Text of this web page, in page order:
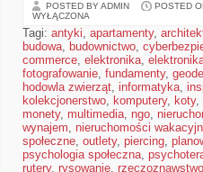
POSTED BY ADMIN POSTED
WYŁĄCZONA
Tagi: antyki, apartamenty,
budowa, budownictwo,
commerce, elektronika,
fotografowanie, fundamenty,
hodowla zwierząt, informatyka,
kolekcjonerstwo, komputery, koty,
monety, multimedia, ngo,
wynajem, nieruchomości
społeczne, outlety, piercing,
psychologia społeczna,
rutery, rysowanie, rzeczoznawstwo